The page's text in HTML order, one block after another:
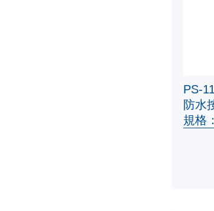
PS-
防水
規格